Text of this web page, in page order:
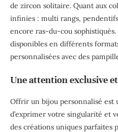
de zircon solitaire. Quant aux
infinies : multi rangs,
encore ras-du-cou
disponibles en différents
personnalisées avec des
Une attention exclusive
Offrir un bijou personnalisé est
d’exprimer votre singularité et
des créations uniques parfaites